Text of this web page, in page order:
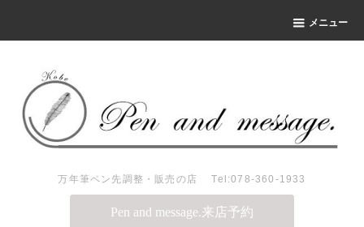
メニュー
万年筆ペン先調整・販売の店 Tel:078-360-1933
Pen and message.来店予約